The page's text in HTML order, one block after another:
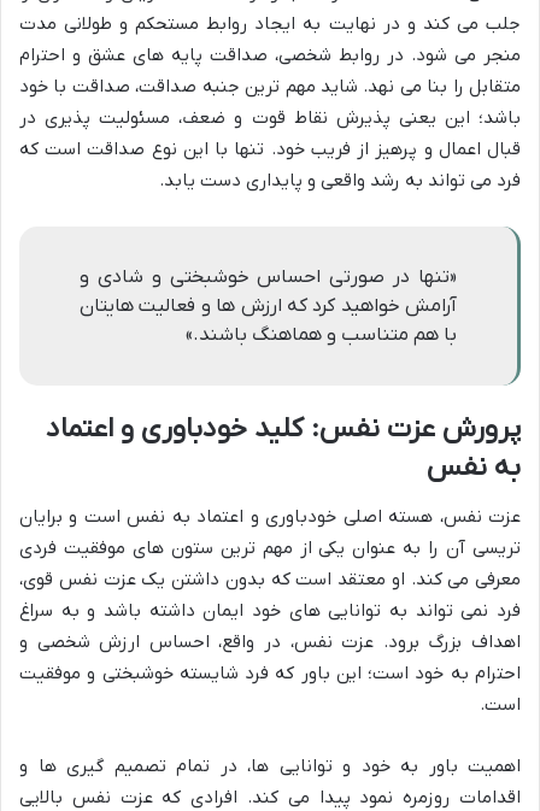
جلب می کند و در نهایت به ایجاد روابط مستحکم و طولانی مدت
منجر می شود. در روابط شخصی، صداقت پایه های عشق و احترام
متقابل را بنا می نهد. شاید مهم ترین جنبه صداقت، صداقت با خود
باشد؛ این یعنی پذیرش نقاط قوت و ضعف، مسئولیت پذیری در
قبال اعمال و پرهیز از فریب خود. تنها با این نوع صداقت است که
فرد می تواند به رشد واقعی و پایداری دست یابد.
«تنها در صورتی احساس خوشبختی و شادی و
آرامش خواهید کرد که ارزش ها و فعالیت هایتان
با هم متناسب و هماهنگ باشند.»
پرورش عزت نفس: کلید خودباوری و اعتماد
به نفس
عزت نفس، هسته اصلی خودباوری و اعتماد به نفس است و برایان
تریسی آن را به عنوان یکی از مهم ترین ستون های موفقیت فردی
معرفی می کند. او معتقد است که بدون داشتن یک عزت نفس قوی،
فرد نمی تواند به توانایی های خود ایمان داشته باشد و به سراغ
اهداف بزرگ برود. عزت نفس، در واقع، احساس ارزش شخصی و
احترام به خود است؛ این باور که فرد شایسته خوشبختی و موفقیت
است.
اهمیت باور به خود و توانایی ها، در تمام تصمیم گیری ها و
اقدامات روزمره نمود پیدا می کند. افرادی که عزت نفس بالایی